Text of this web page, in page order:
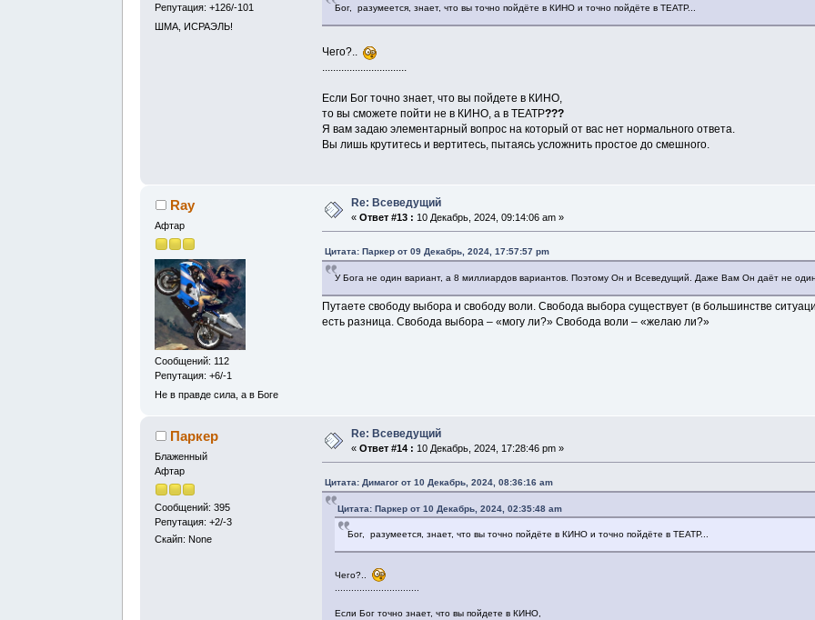
Репутация: +126/-101
ШМА, ИСРАЭЛЬ!
Бог, разумеется, знает, что вы точно пойдёте в КИНО и точно пойдёте в ТЕАТР...
Чего?..
...............................
Если Бог точно знает, что вы пойдете в КИНО,
то вы сможете пойти не в КИНО, а в ТЕАТР???
Я вам задаю элементарный вопрос на который от вас нет нормального ответа.
Вы лишь крутитесь и вертитесь, пытаясь усложнить простое до смешного.
Ray
Афтар
Сообщений: 112
Репутация: +6/-1
Не в правде сила, а в Боге
Re: Всеведущий
«Ответ #13 : 10 Декабрь, 2024, 09:14:06 am »
Цитата: Паркер от 09 Декабрь, 2024, 17:57:57 pm
У Бога не один вариант, а 8 миллиардов вариантов. Поэтому Он и Всеведущий. Даже Вам Он даёт не
Путаете свободу выбора и свободу воли. Свобода выбора существует (в большинстве
есть разница. Свобода выбора ‒ «могу ли?» Свобода воли ‒ «желаю ли?»
Паркер
Блаженный
Афтар
Сообщений: 395
Репутация: +2/-3
Скайп: None
Re: Всеведущий
«Ответ #14 : 10 Декабрь, 2024, 17:28:46 pm »
Цитата: Димагог от 10 Декабрь, 2024, 08:36:16 am
Цитата: Паркер от 10 Декабрь, 2024, 02:35:48 am
Бог, разумеется, знает, что вы точно пойдёте в КИНО и точно пойдёте в ТЕАТР...
Чего?..
Если Бог точно знает, что вы пойдете в КИНО,